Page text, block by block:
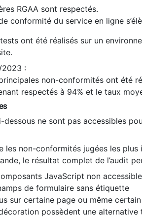
RGAA sont respectés.
conformité du service en ligne
ont été réalisés sur un
2023 :
non-conformités ont été
respectés à 94% et le taux
dessous ne sont pas accessibles
les non-conformités jugées les
le résultat complet de l’audit
JavaScript non
de formulaire sans étiquette
sur certaine page ou même
possèdent une alternative